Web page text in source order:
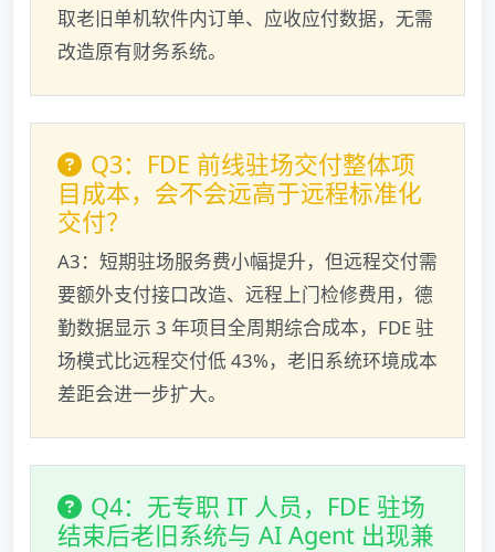
取老旧单机软件内订单、应收应付数据，无需
改造原有财务系统。
Q3：FDE 前线驻场交付整体项
目成本，会不会远高于远程标准化
交付？
A3：短期驻场服务费小幅提升，但远程交付需
要额外支付接口改造、远程上门检修费用，德
勤数据显示 3 年项目全周期综合成本，FDE 驻
场模式比远程交付低 43%，老旧系统环境成本
差距会进一步扩大。
Q4：无专职 IT 人员，FDE 驻场
结束后老旧系统与 AI Agent 出现兼